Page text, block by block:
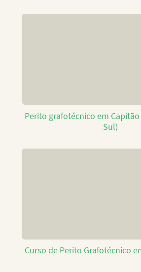
Perito grafotécnico em Capitão
Sul)
Curso de Perito Grafotécnico